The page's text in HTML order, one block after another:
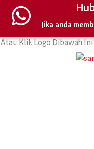
Jika anda
Atau Klik Logo Dibawah